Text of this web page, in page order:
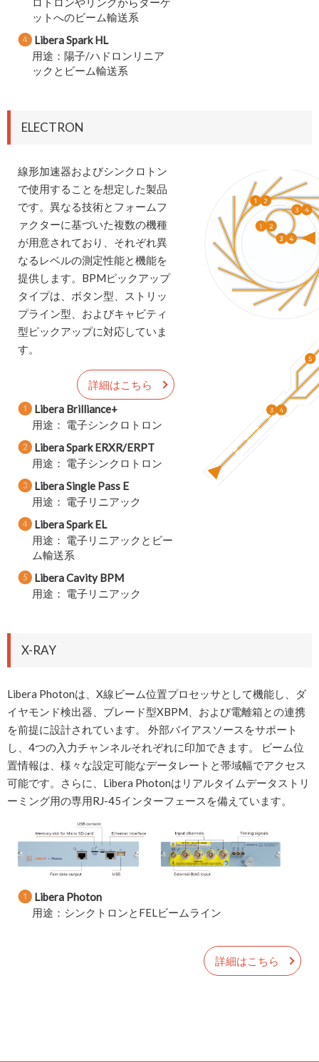
ットへのビーム輸送系
❹ Libera Spark HL
用途：陽子/ハドロンリニア
ックとビーム輸送系
ELECTRON
線形加速器およびシンクロトン
で使用することを想定した製品
です。異なる技術とフォームフ
ァクターに基づいた複数の機種
が用意されており、それぞれ異
なるレベルの測定性能と機能を
提供します。BPMピックアップ
タイプは、ボタン型、ストリッ
プライン型、およびキャビティ
型ピックアップに対応していま
す。
詳細はこちら
❶ Libera Brilliance+
用途： 電子シンクロトロン
❷ Libera Spark ERXR/ERPT
用途： 電子シンクロトロン
❸ Libera Single Pass E
用途： 電子リニアック
❹ Libera Spark EL
用途： 電子リニアックとビー
ム輸送系
❺ Libera Cavity BPM
用途： 電子リニアック
X-RAY
Libera Photonは、X線ビーム位置プロセッサとして機能し、ダ
イヤモンド検出器、ブレード型XBPM、および電離箱との連携
を前提に設計されています。 外部バイアスソースをサポート
し、4つの入力チャンネルそれぞれに印加できます。 ビーム位
置情報は、様々な設定可能なデータレートと帯域幅でアクセス
可能です。さらに、Libera Photonはリアルタイムデータストリ
ーミング用の専用RJ-45インターフェースを備えています。
❶ Libera Photon
用途：シンクトロンとFELビームライン
詳細はこちら